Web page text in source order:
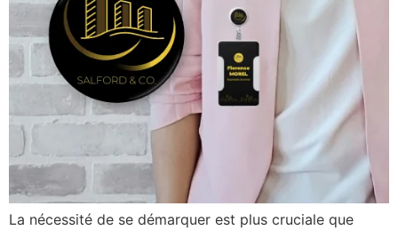
La nécessité de se démarquer est plus cruciale que